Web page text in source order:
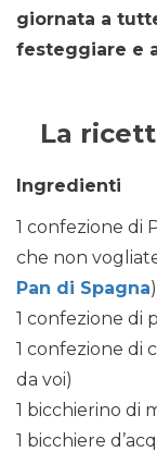
giornata a
festeggiare e
La
Ingredienti
1 confezione di
che non
Pan di Spagna)
1 confezione di
1 confezione di
da voi)
1 bicchierino di
1 bicchiere